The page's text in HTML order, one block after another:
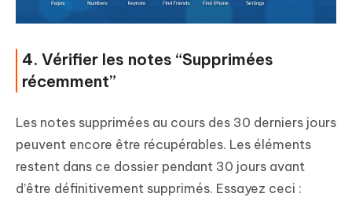
4. Vérifier les notes “Supprimées
récemment”
Les notes supprimées au cours des 30 derniers jours
peuvent encore être récupérables. Les éléments
restent dans ce dossier pendant 30 jours avant
d’être définitivement supprimés. Essayez ceci :